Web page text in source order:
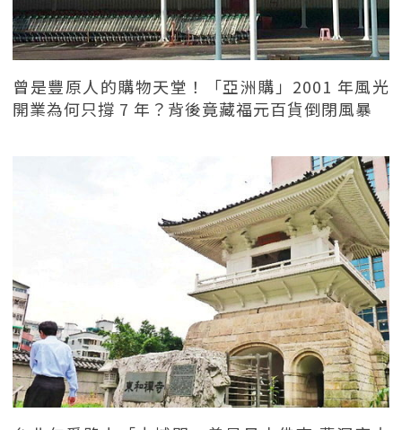
曾是豐原人的購物天堂！「亞洲購」2001 年風光
開業為何只撐 7 年？背後竟藏福元百貨倒閉風暴